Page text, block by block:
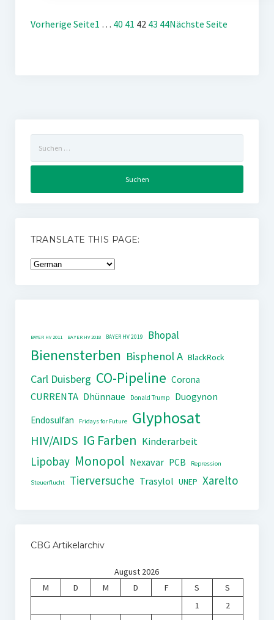
Vorherige Seite1 … 40 41 42 43 44Nächste Seite
nach:
TRANSLATE THIS PAGE:
BAYER HV 2011 BAYER HV 2018 BAYER HV 2019 Bhopal
Bienensterben Bisphenol A BlackRock
Carl Duisberg CO-Pipeline Corona
CURRENTA Dhünnaue Donald Trump
Duogynon
Endosulfan
Fridays for Future Glyphosat
HIV/AIDS IG Farben Kinderarbeit
Lipobay Monopol Nexavar PCB Repression
Steuerflucht Tierversuche Trasylol UNEP Xarelto
CBG Artikelarchiv
August 2026
M
D M D F S
S
1
2